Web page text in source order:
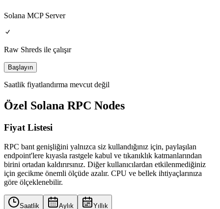
Solana MCP Server
Raw Shreds ile çalışır
Başlayın
Saatlik fiyatlandırma mevcut değil
Özel Solana RPC Nodes
Fiyat Listesi
RPC bant genişliğini yalnızca siz kullandığınız için, paylaşılan
endpoint'lere kıyasla rastgele kabul ve tıkanıklık katmanlarından
birini ortadan kaldırırsınız. Diğer kullanıcılardan etkilenmediğiniz
için gecikme önemli ölçüde azalır. CPU ve bellek ihtiyaçlarınıza
göre ölçeklenebilir.
Saatlik Aylık Yıllık